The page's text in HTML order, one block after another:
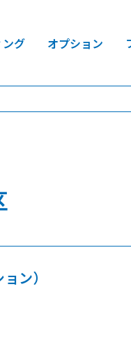
ング オプション
ン）